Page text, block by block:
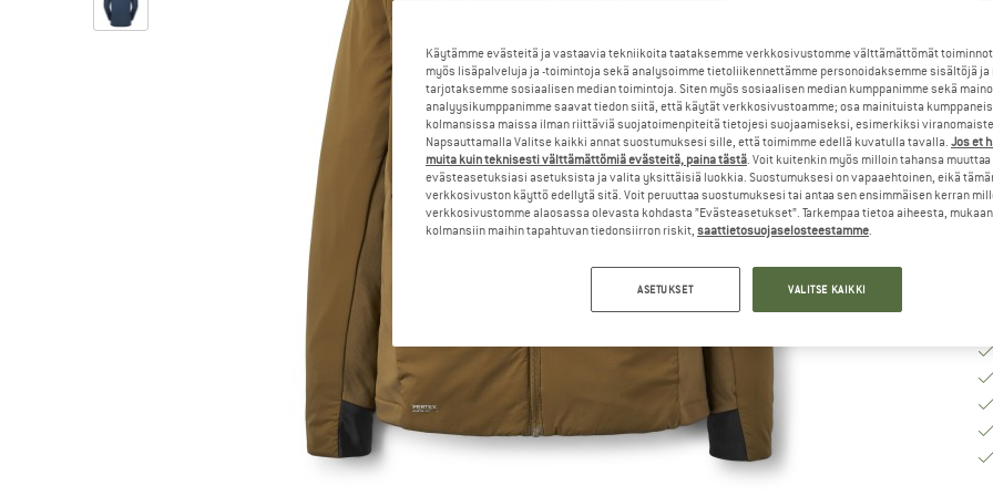
Käytämme evästeitä ja vastaavia tekniikoita taataksemme verkkosivustomme välttämättömät
myös lisäpalveluja ja -toimintoja sekä analysoimme tietoliikennettämme personoidaksemme sisältöjä ja
tarjotaksemme sosiaalisen median toimintoja. Siten myös sosiaalisen median kumppanimme sekä
analyysikumppanimme saavat tiedon siitä, että käytät verkkosivustoamme; osa mainituista
kolmansissa maissa ilman riittäviä suojatoimenpiteitä tietojesi suojaamiseksi, esimerkiksi
Napsauttamalla Valitse kaikki annat suostumuksesi sille, että toimimme edellä kuvatulla tavalla. Jos et
muita kuin teknisesti välttämättömiä evästeitä, paina tästä. Voit kuitenkin myös milloin tahansa muuttaa
evästeasetuksiasi asetuksista ja valita yksittäisiä luokkia. Suostumuksesi on vapaaehtoinen, eikä
verkkosivuston käyttö edellytä sitä. Voit peruuttaa suostumuksesi tai antaa sen ensimmäisen kerran
verkkosivustomme alaosassa olevasta kohdasta ”Evästeasetukset”. Tarkempaa tietoa aiheesta,
kolmansiin maihin tapahtuvan tiedonsiirron riskit, saattietosuojaselosteestamme.
ASETUKSET VALITSE KAIKKI